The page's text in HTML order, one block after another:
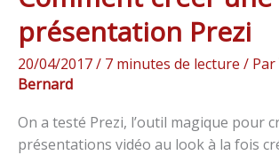
présentation Prezi
20/04/2017/ 7 minutes de lecture / Par
Bernard
On a testé Prezi, l’outil magique pour
présentations vidéo au look à la fois